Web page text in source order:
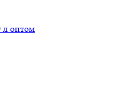
л оптом